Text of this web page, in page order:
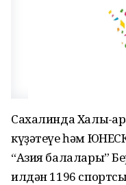
Сахалинда Халыҡ-
күҙәтеүе һәм
“Азия балалары”
илдән 1196